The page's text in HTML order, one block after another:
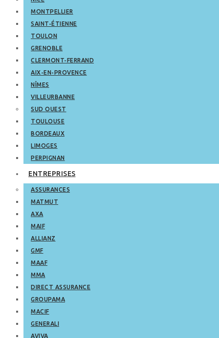
MONTPELLIER
SAINT-ÉTIENNE
TOULON
GRENOBLE
CLERMONT-FERRAND
AIX-EN-PROVENCE
NÎMES
VILLEURBANNE
SUD OUEST
TOULOUSE
BORDEAUX
LIMOGES
PERPIGNAN
ENTREPRISES
ASSURANCES
MATMUT
AXA
MAIF
ALLIANZ
GMF
MAAF
MMA
DIRECT ASSURANCE
GROUPAMA
MACIF
GENERALI
AVIVA